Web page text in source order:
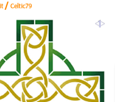
/Celtic79
a